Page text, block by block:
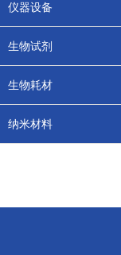
仪器设备
生物试剂
生物耗材
纳米材料